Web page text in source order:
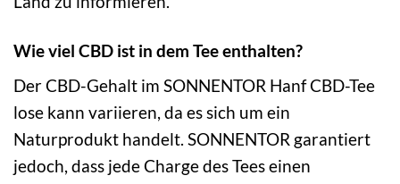
Wie viel CBD ist in dem Tee enthalten?
Der CBD-Gehalt im SONNENTOR Hanf CBD-Tee
lose kann variieren, da es sich um ein
Naturprodukt handelt. SONNENTOR garantiert
jedoch, dass jede Charge des Tees einen